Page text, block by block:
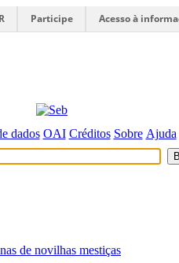
Participe Acesso à
dados OAI Créditos Sobre Ajuda
de novilhas mestiças